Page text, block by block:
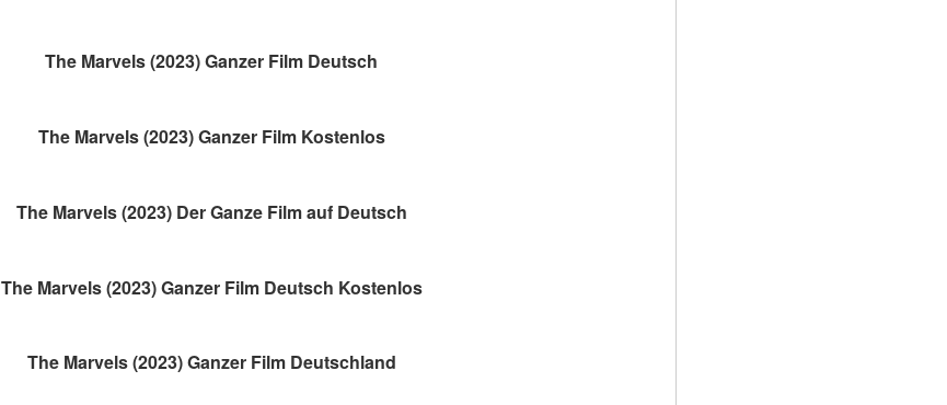
The Marvels (2023) Ganzer Film Deutsch
The Marvels (2023) Ganzer Film Kostenlos
The Marvels (2023) Der Ganze Film auf Deutsch
The Marvels (2023) Ganzer Film Deutsch Kostenlos
The Marvels (2023) Ganzer Film Deutschland